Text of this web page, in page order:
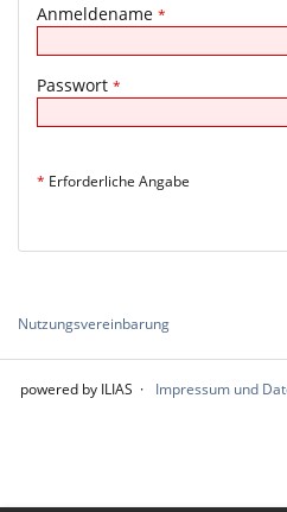
Anmeldename *
Passwort *
* Erforderliche Angabe
Nutzungsvereinbarung
powered by ILIAS Impressum und